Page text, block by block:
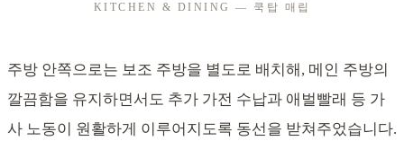
KITCHEN & DINING — 쿡탑 매립
주방 안쪽으로는 보조 주방을 별도로 배치해, 메인 주방의
깔끔함을 유지하면서도 추가 가전 수납과 애벌빨래 등 가
사 노동이 원활하게 이루어지도록 동선을 받쳐주었습니다.